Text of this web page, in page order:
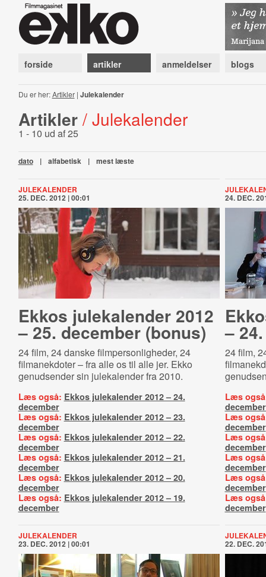
forside artikler anmeldelser blogs
Du er her:Artikler| Julekalender
Artikler / Julekalender
1 - 10 ud af 25
dato | alfabetisk | mest læste
JULEKALENDER
25. DEC. 2012 | 00:01
Ekkos julekalender 2012
– 25. december (bonus)
24 film, 24 danske filmpersonligheder, 24
filmanekdoter – fra alle os til alle jer. Ekko
genudsender sin julekalender fra 2010.
Læs også: Ekkos julekalender 2012 – 24.
december
Læs også: Ekkos julekalender 2012 – 23.
december
Læs også: Ekkos julekalender 2012 – 22.
december
Læs også: Ekkos julekalender 2012 – 21.
december
Læs også: Ekkos julekalender 2012 – 20.
december
Læs også: Ekkos julekalender 2012 – 19.
december
24. DEC.
–
24 film,
Læs
Læs
december
Læs
december
Læs
december
Læs
december
Læs
december
JULEKALENDER
23. DEC. 2012 | 00:01 22. DEC.